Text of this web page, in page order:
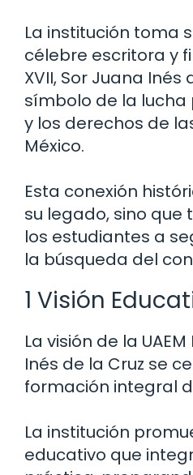
La institución toma
célebre escritora y
XVII, Sor Juana Inés
símbolo de la lucha
y los derechos de
México.
Esta conexión
su legado, sino que
los estudiantes a
la búsqueda del
1 Visión
La visión de la
Inés de la Cruz se
formación integral
La institución
educativo que